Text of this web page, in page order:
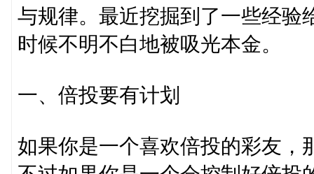
与规律。最近挖掘到了一些经验
时候不明不白地被吸光本金。
一、倍投要有计划
如果你是一个喜欢倍投的彩友，